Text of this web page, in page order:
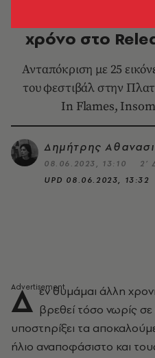
χρόνο στο
Ανταπόκριση με 25
του φεστιβάλ στην
In Flames,
Δημήτρης
08.06.2023, 13:10
2’
UPD 08.06.2023, 13:32
Δ εν θυμάμαι άλλη
βρεθεί τόσο νωρίς σε
υποστηρίξει τα
ήλιο αναποφάσιστο και